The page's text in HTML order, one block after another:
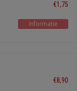
€1,75
Informatie
€8,90